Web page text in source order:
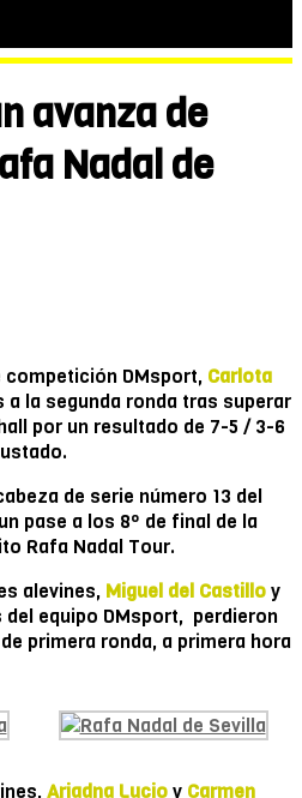
avanza de
Nadal de
competición DMsport, Carlota
a la segunda ronda tras superar
por un resultado de 7-5 / 3-6
de serie número 13 del
pase a los 8º de final de la
Rafa Nadal Tour.
alevines, Miguel del Castilloy
del equipo DMsport, perdieron
primera ronda, a primera hora
Ariadna Lucioy Carmen